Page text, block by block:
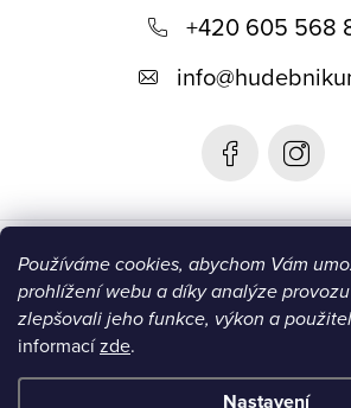
Používáme cookies, abychom Vám
prohlížení webu a díky analýze
zlepšovali jeho funkce, výkon a
informacízde.
Nastavení
+420 605 568
info@
Informace
Blog
Instagram